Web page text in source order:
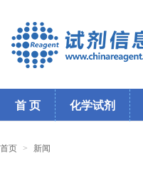
首 页 化学试剂
首页 > 新闻